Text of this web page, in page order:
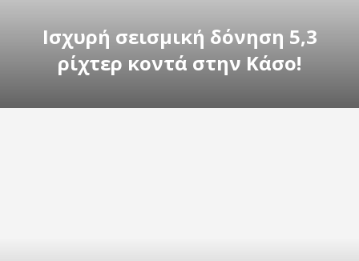
Ισχυρή σεισμική δόνηση 5,3
ρίχτερ κοντά στην Κάσο!